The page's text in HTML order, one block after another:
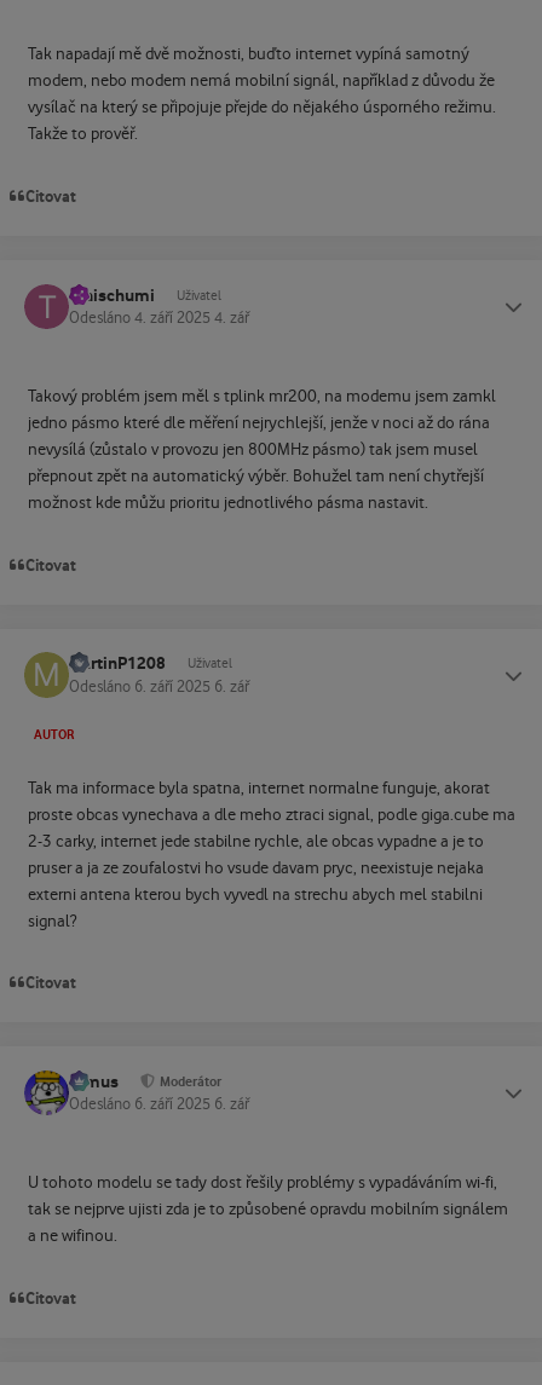
Tak napadají mě dvě možnosti, buďto internet vypíná samotný
modem, nebo modem nemá mobilní signál, například z důvodu že
vysílač na který se připojuje přejde do nějakého úsporného režimu.
Takže to prověř.
Citovat
thaischumi Uživatel
Odesláno 4. září 2025 4. zář
Takový problém jsem měl s tplink mr200, na modemu jsem zamkl
jedno pásmo které dle měření nejrychlejší, jenže v noci až do rána
nevysílá (zůstalo v provozu jen 800MHz pásmo) tak jsem musel
přepnout zpět na automatický výběr. Bohužel tam není chytřejší
možnost kde můžu prioritu jednotlivého pásma nastavit.
Citovat
MartinP1208 Uživatel
Odesláno 6. září 2025 6. zář
AUTOR
Tak ma informace byla spatna, internet normalne funguje, akorat
proste obcas vynechava a dle meho ztraci signal, podle giga.cube ma
2-3 carky, internet jede stabilne rychle, ale obcas vypadne a je to
pruser a ja ze zoufalostvi ho vsude davam pryc, neexistuje nejaka
externi antena kterou bych vyvedl na strechu abych mel stabilni
signal?
Citovat
tomus Moderátor
Odesláno 6. září 2025 6. zář
U tohoto modelu se tady dost řešily problémy s vypadáváním wi-fi,
tak se nejprve ujisti zda je to způsobené opravdu mobilním signálem
a ne wifinou.
Citovat